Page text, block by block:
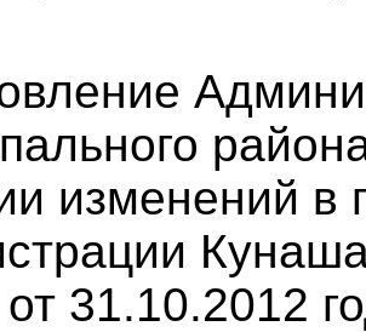
изменений в
31.10.2012